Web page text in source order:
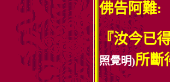
佛告阿難:
『汝今已
照覺明)所斷